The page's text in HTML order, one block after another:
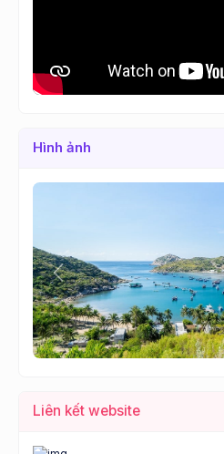
Hình ảnh
Lùi
Liên kết website